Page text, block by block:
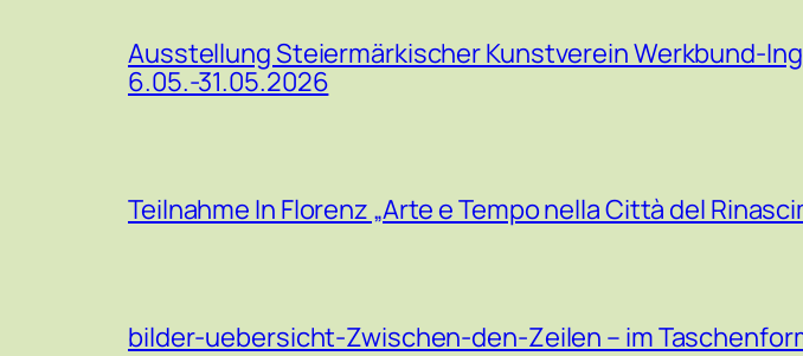
Ausstellung Steiermärkischer Kunstverein Werkbund-
6.05.-31.05.2026
Teilnahme In Florenz „Arte e Tempo nella Città del
bilder-uebersicht-Zwischen-den-Zeilen – im